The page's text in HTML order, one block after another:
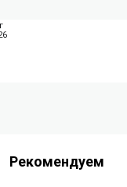
Рекомендуем